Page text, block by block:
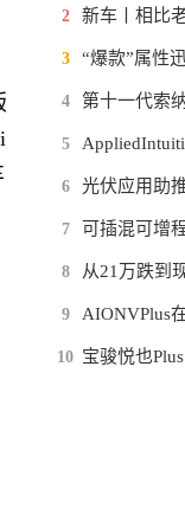
2 新车丨相比
3 “爆款”属性
4 第十一代索
5
6 光伏应用助
7 可插混可增
8 从21万跌到
9 AIONVPlus
10 宝骏悦也